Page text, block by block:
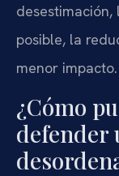
desestimación,
posible, la
menor impacto.
¿Cómo
defender